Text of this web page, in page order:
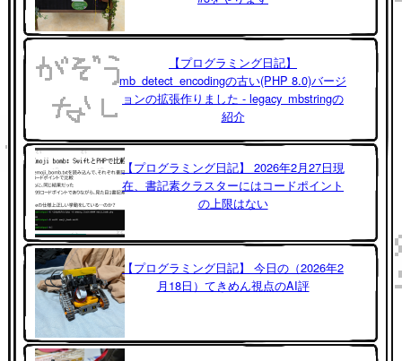
【プログラミング日記】
mb_detect_encodingの古い(PHP 8.0)バージ
ョンの拡張作りました - legacy_mbstringの
紹介
【プログラミング日記】 2026年2月27日現
在、書記素クラスターにはコードポイント
の上限はない
【プログラミング日記】 今日の（2026年2
月18日）てきめん視点のAI評